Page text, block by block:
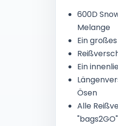
600D
Melange
Ein
Ein
Ösen
Alle